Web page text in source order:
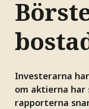
Investerarna
om aktierna har
rapporterna